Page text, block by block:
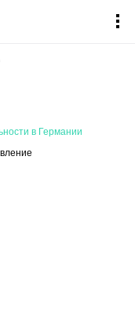
в Германии